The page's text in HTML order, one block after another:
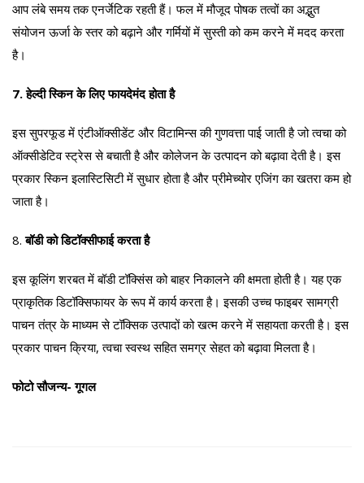
आप लंबे समय तक एनर्जेटिक रहती हैं। फल में मौजूद पोषक तत्वों का अद्भुत
संयोजन ऊर्जा के स्तर को बढ़ाने और गर्मियों में सुस्ती को कम करने में मदद करता
है।
7. हेल्दी स्किन के लिए फायदेमंद होता है
इस सुपरफूड में एंटीऑक्सीडेंट और विटामिन्स की गुणवत्ता पाई जाती है जो त्वचा को
ऑक्सीडेटिव स्ट्रेस से बचाती है और कोलेजन के उत्पादन को बढ़ावा देती है। इस
प्रकार स्किन इलास्टिसिटी में सुधार होता है और प्रीमेच्योर एजिंग का खतरा कम हो
जाता है।
8. बॉडी को डिटॉक्सीफाई करता है
इस कूलिंग शरबत में बॉडी टॉक्सिंस को बाहर निकालने की क्षमता होती है। यह एक
प्राकृतिक डिटॉक्सिफायर के रूप में कार्य करता है। इसकी उच्च फाइबर सामग्री
पाचन तंत्र के माध्यम से टॉक्सिक उत्पादों को खत्म करने में सहायता करती है। इस
प्रकार पाचन क्रिया, त्वचा स्वस्थ सहित समग्र सेहत को बढ़ावा मिलता है।
फोटो सौजन्य- गूगल